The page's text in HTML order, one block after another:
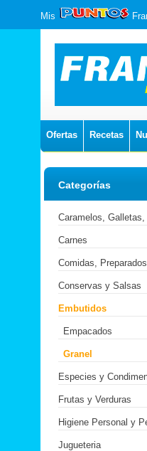
Mis
Ofertas Recetas
Categorías
Caramelos,
Carnes
Comidas,
Conservas y Salsas
Embutidos
Empacados
Granel
Especies y
Frutas y Verduras
Higiene Personal y
Jugueteria